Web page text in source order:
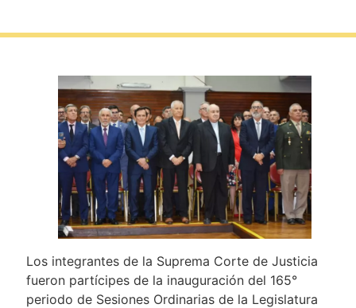
Los integrantes de la Suprema Corte de Justicia
fueron partícipes de la inauguración del 165°
periodo de Sesiones Ordinarias de la Legislatura